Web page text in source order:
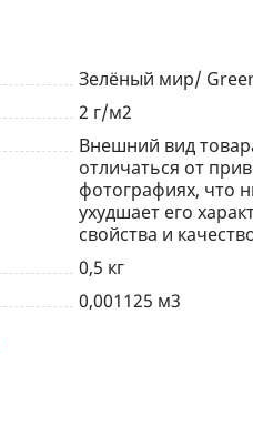
Зелёный мир/
2 г/м2
Внешний вид
отличаться от
фотографиях, что
ухудшает его
свойства и
0,5 кг
0,001125 м3